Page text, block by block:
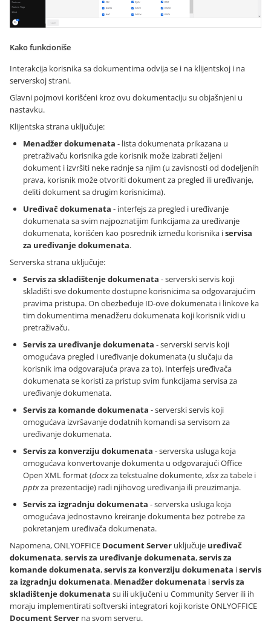
Kako funkcioniše
Interakcija korisnika sa dokumentima odvija se i na klijentskoj i na
serverskoj strani.
Glavni pojmovi korišćeni kroz ovu dokumentaciju su objašnjeni u
nastavku.
Klijentska strana uključuje:
Menadžer dokumenata - lista dokumenata prikazana u
pretraživaču korisnika gde korisnik može izabrati željeni
dokument i izvršiti neke radnje sa njim (u zavisnosti od dodeljenih
prava, korisnik može otvoriti dokument za pregled ili uređivanje,
deliti dokument sa drugim korisnicima).
Uređivač dokumenata - interfejs za pregled i uređivanje
dokumenata sa svim najpoznatijim funkcijama za uređivanje
dokumenata, korišćen kao posrednik između korisnika iservisa
za uređivanje dokumenata.
Serverska strana uključuje:
Servis za skladištenje dokumenata - serverski servis koji
skladišti sve dokumente dostupne korisnicima sa odgovarajućim
pravima pristupa. On obezbeđuje ID-ove dokumenata i linkove ka
tim dokumentima menadžeru dokumenata koji korisnik vidi u
pretraživaču.
Servis za uređivanje dokumenata - serverski servis koji
omogućava pregled i uređivanje dokumenata (u slučaju da
korisnik ima odgovarajuća prava za to). Interfejs uređivača
dokumenata se koristi za pristup svim funkcijama servisa za
uređivanje dokumenata.
Servis za komande dokumenata - serverski servis koji
omogućava izvršavanje dodatnih komandi sa servisom za
uređivanje dokumenata.
Servis za konverziju dokumenata - serverska usluga koja
omogućava konvertovanje dokumenta u odgovarajući Office
Open XML format (docxza tekstualne dokumente,xlsxza tabele i
pptxza prezentacije) radi njihovog uređivanja ili preuzimanja.
Servis za izgradnju dokumenata - serverska usluga koja
omogućava jednostavno kreiranje dokumenta bez potrebe za
pokretanjem uređivača dokumenata.
Napomena, ONLYOFFICE Document Server uključuje uređivač
dokumenata,servis za uređivanje dokumenata,servis za
komande dokumenata,servis za konverziju dokumenata iservis
za izgradnju dokumenata. Menadžer dokumenata iservis za
skladištenje dokumenata su ili uključeni u Community Server ili ih
moraju implementirati softverski integratori koji koriste ONLYOFFICE
Document Server na svom serveru.